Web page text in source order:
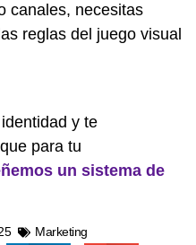
canales, necesitas
reglas del juego visual
y te
para tu
un sistema de
Marketing